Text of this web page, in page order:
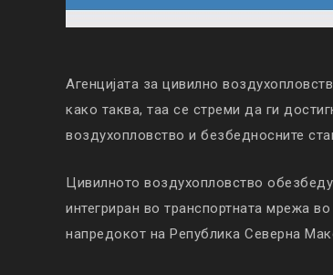
Агенцијата за цивилно
како таква, таа се стреми да ги
воздухопловство и безбедносните
Цивилното воздухопловство
интегриран во транспортната мрежа
напредокот на Република Северна